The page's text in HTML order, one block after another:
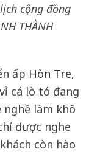
cộng đồng
THÀNH
ấp Hòn Tre,
cá lò tó đang
làm khô
được nghe
còn hào